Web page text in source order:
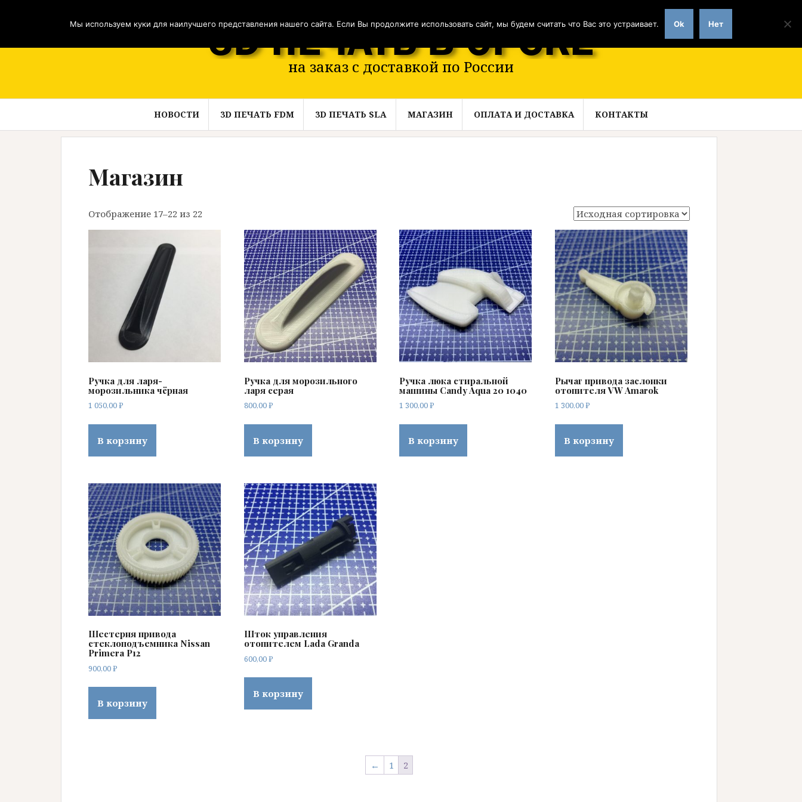
на заказ с доставкой по России
НОВОСТИ 3D ПЕЧАТЬ FDM 3D ПЕЧАТЬ SLA МАГАЗИН ОПЛАТА И ДОСТАВКА КОНТАКТЫ
Магазин
Отображение 17–22 из 22
Ручка для ларя-
морозильника чёрная
1 050,00₽
В корзину
Ручка для морозильного
ларя серая
800,00₽
В корзину
Ручка люка стиральной
машины Candy Aqua 20 1040
1 300,00₽
В корзину
Рычаг привода заслонки
отопителя VW Amarok
1 300,00₽
В корзину
Шестерня привода
стеклоподъемника Nissan
Primera P12
900,00₽
В корзину
Шток управления
отопителем Lada Granda
600,00₽
В корзину
← 1 2
Мы используем куки для наилучшего представления нашего сайта. Если Вы продолжите использовать сайт, мы будем считать что Вас это устраивает. Ok Нет